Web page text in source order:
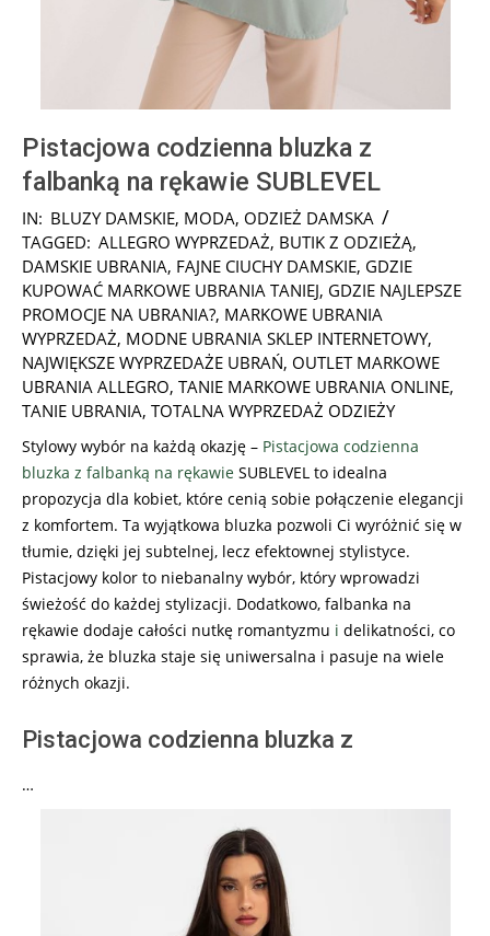
Pistacjowa codzienna bluzka z
falbanką na rękawie SUBLEVEL
2024-
08-
09
IN: BLUZY DAMSKIE, MODA, ODZIEŻ DAMSKA
TAGGED: ALLEGRO WYPRZEDAŻ, BUTIK Z ODZIEŻĄ,
DAMSKIE UBRANIA, FAJNE CIUCHY DAMSKIE, GDZIE
KUPOWAĆ MARKOWE UBRANIA TANIEJ, GDZIE NAJLEPSZE
PROMOCJE NA UBRANIA?, MARKOWE UBRANIA
WYPRZEDAŻ, MODNE UBRANIA SKLEP INTERNETOWY,
NAJWIĘKSZE WYPRZEDAŻE UBRAŃ, OUTLET MARKOWE
UBRANIA ALLEGRO, TANIE MARKOWE UBRANIA ONLINE,
TANIE UBRANIA, TOTALNA WYPRZEDAŻ ODZIEŻY
Stylowy wybór na każdą okazję – Pistacjowa codzienna
bluzka z falbanką na rękawie SUBLEVEL to idealna
propozycja dla kobiet, które cenią sobie połączenie elegancji
z komfortem. Ta wyjątkowa bluzka pozwoli Ci wyróżnić się w
tłumie, dzięki jej subtelnej, lecz efektownej stylistyce.
Pistacjowy kolor to niebanalny wybór, który wprowadzi
świeżość do każdej stylizacji. Dodatkowo, falbanka na
rękawie dodaje całości nutkę romantyzmu i delikatności, co
sprawia, że bluzka staje się uniwersalna i pasuje na wiele
różnych okazji.
Pistacjowa codzienna bluzka z
…